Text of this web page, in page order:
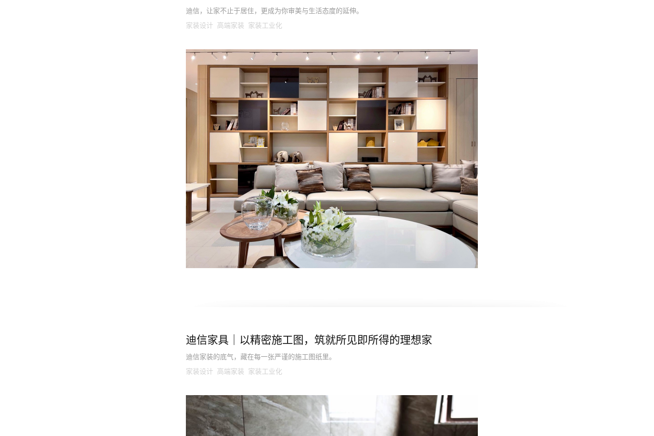
迪信，让家不止于居住，更成为你审美与生活态度的延伸。
家装设计 高端家装 家装工业化
迪信家具｜以精密施工图，筑就所见即所得的理想家
迪信家装的底气，藏在每一张严谨的施工图纸里。
家装设计 高端家装 家装工业化